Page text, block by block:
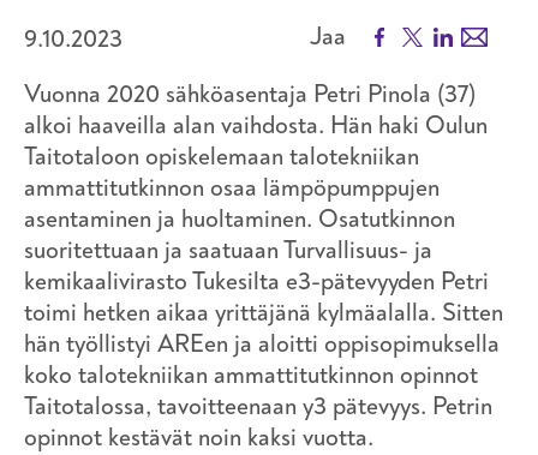
9.10.2023 Jaa Facebook
X LinkedIn
Email
Vuonna 2020 sähköasentaja Petri Pinola (37)
alkoi haaveilla alan vaihdosta. Hän haki Oulun
Taitotaloon opiskelemaan talotekniikan
ammattitutkinnon osaa lämpöpumppujen
asentaminen ja huoltaminen. Osatutkinnon
suoritettuaan ja saatuaan Turvallisuus- ja
kemikaalivirasto Tukesilta e3-pätevyyden Petri
toimi hetken aikaa yrittäjänä kylmäalalla. Sitten
hän työllistyi AREen ja aloitti oppisopimuksella
koko talotekniikan ammattitutkinnon opinnot
Taitotalossa, tavoitteenaan y3 pätevyys. Petrin
opinnot kestävät noin kaksi vuotta.